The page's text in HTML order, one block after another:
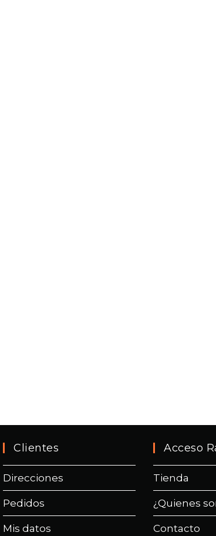
Clientes
Direcciones
Pedidos
Mis datos
Acceso
Tienda
¿Quienes
Contacto